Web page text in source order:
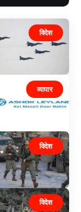
विदेश
व्यापार
विदेश
विदेश